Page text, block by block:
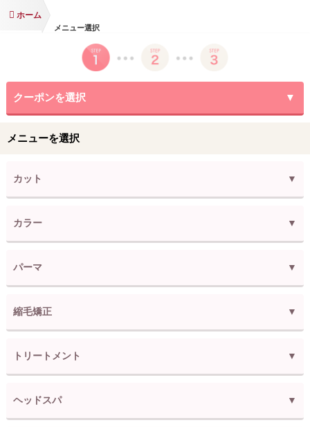
ホーム
メニュー選択
クーポンを選択
メニューを選択
カット
カラー
パーマ
縮毛矯正
トリートメント
ヘッドスパ